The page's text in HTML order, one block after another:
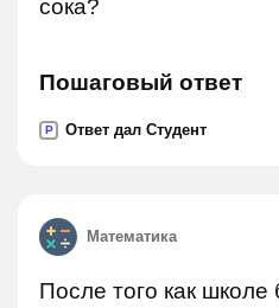
сока?
Пошаговый ответ
P Ответ дал Студент
Математика
После того как